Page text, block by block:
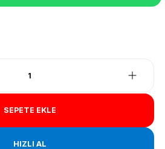
SEPETE EKLE
HIZLI AL